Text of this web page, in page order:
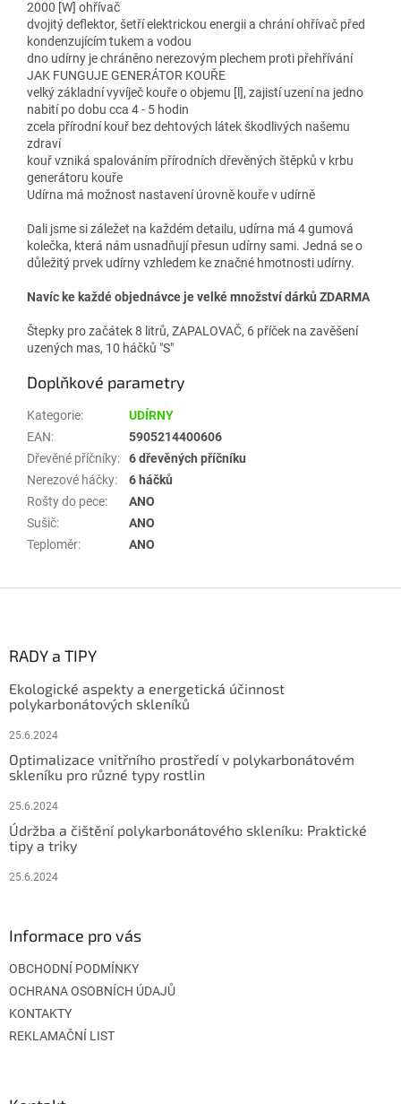
2000 [W] ohřívač
dvojitý deflektor, šetří elektrickou energii a chrání ohřívač před
kondenzujícím tukem a vodou
dno udírny je chráněno nerezovým plechem proti přehřívání
JAK FUNGUJE GENERÁTOR KOUŘE
velký základní vyvíječ kouře o objemu [l], zajistí uzení na jedno
nabití po dobu cca 4 - 5 hodin
zcela přírodní kouř bez dehtových látek škodlivých našemu
zdraví
kouř vzniká spalováním přírodních dřevěných štěpků v krbu
generátoru kouře
Udírna má možnost nastavení úrovně kouře v udírně
Dali jsme si záležet na každém detailu, udírna má 4 gumová
kolečka, která nám usnadňují přesun udírny sami. Jedná se o
důležitý prvek udírny vzhledem ke značné hmotnosti udírny.
Navíc ke každé objednávce je velké množství dárků ZDARMA
Štepky pro začátek 8 litrů, ZAPALOVAČ, 6 příček na zavěšení
uzených mas, 10 háčků "S"
Doplňkové parametry
Kategorie:
UDÍRNY
EAN:
5905214400606
Dřevěné příčníky:
6 dřevěných příčníku
Nerezové háčky:
6 háčků
Rošty do pece:
ANO
Sušič:
ANO
Teploměr: ANO
RADY a TIPY
Ekologické aspekty a energetická účinnost
polykarbonátových skleníků
25.6.2024
Optimalizace vnitřního prostředí v polykarbonátovém
skleníku pro různé typy rostlin
25.6.2024
Údržba a čištění polykarbonátového skleníku: Praktické
tipy a triky
25.6.2024
Informace pro vás
OBCHODNÍ PODMÍNKY
OCHRANA OSOBNÍCH ÚDAJŮ
KONTAKTY
REKLAMAČNÍ LIST